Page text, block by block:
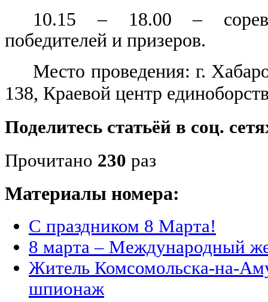
10.15 – 18.00 –
победителей и призеров.
Место проведения: г.
138, Краевой центр
Поделитесь статьёй в соц.
Прочитано 230 раз
Материалы номера:
С праздником 8 Марта!
8 марта – Международный
Житель Комсомольска-на-
шпионаж